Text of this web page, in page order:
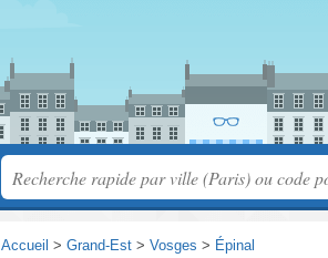
Accueil > Grand-Est > Vosges > Épinal